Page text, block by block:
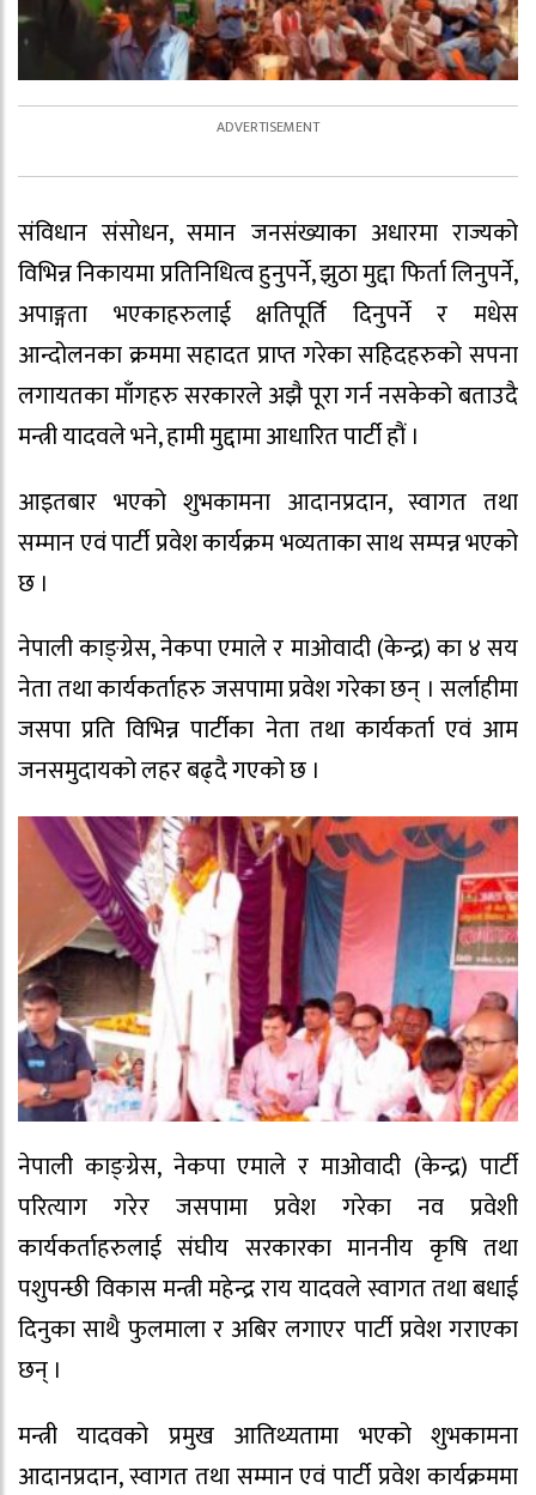
संविधान संसोधन, समान जनसंख्याका अधारमा राज्यको
विभिन्न निकायमा प्रतिनिधित्व हुनुपर्ने, झुठा मुद्दा फिर्ता लिनुपर्ने,
अपाङ्गता भएकाहरुलाई क्षतिपूर्ति दिनुपर्ने र मधेस
आन्दोलनका क्रममा सहादत प्राप्त गरेका सहिदहरुको सपना
लगायतका माँगहरु सरकारले अझै पूरा गर्न नसकेको बताउदै
मन्त्री यादवले भने, हामी मुद्दामा आधारित पार्टी हौं ।
आइतबार भएको शुभकामना आदानप्रदान, स्वागत तथा
सम्मान एवं पार्टी प्रवेश कार्यक्रम भव्यताका साथ सम्पन्न भएको
छ ।
नेपाली काङ्ग्रेस, नेकपा एमाले र माओवादी (केन्द्र) का ४ सय
नेता तथा कार्यकर्ताहरु जसपामा प्रवेश गरेका छन् । सर्लाहीमा
जसपा प्रति विभिन्न पार्टीका नेता तथा कार्यकर्ता एवं आम
जनसमुदायको लहर बढ्दै गएको छ ।
नेपाली काङ्ग्रेस, नेकपा एमाले र माओवादी (केन्द्र) पार्टी
परित्याग गरेर जसपामा प्रवेश गरेका नव प्रवेशी
कार्यकर्ताहरुलाई संघीय सरकारका माननीय कृषि तथा
पशुपन्छी विकास मन्त्री महेन्द्र राय यादवले स्वागत तथा बधाई
दिनुका साथै फुलमाला र अबिर लगाएर पार्टी प्रवेश गराएका
छन् ।
मन्त्री यादवको प्रमुख आतिथ्यतामा भएको शुभकामना
आदानप्रदान, स्वागत तथा सम्मान एवं पार्टी प्रवेश कार्यक्रममा